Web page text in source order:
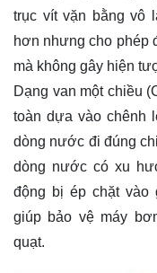
trục vít vặn bằng vô
hơn nhưng cho phép
mà không gây hiện
Dạng van một chiều
toàn dựa vào chênh
dòng nước đi đúng
dòng nước có xu
động bị ép chặt vào
giúp bảo vệ máy
quạt.